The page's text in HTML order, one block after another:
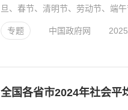
旦、春节、清明节、劳动节、端
元旦：1月1日（周四）...
专题
中国政府网
全国各省市2024年社会平